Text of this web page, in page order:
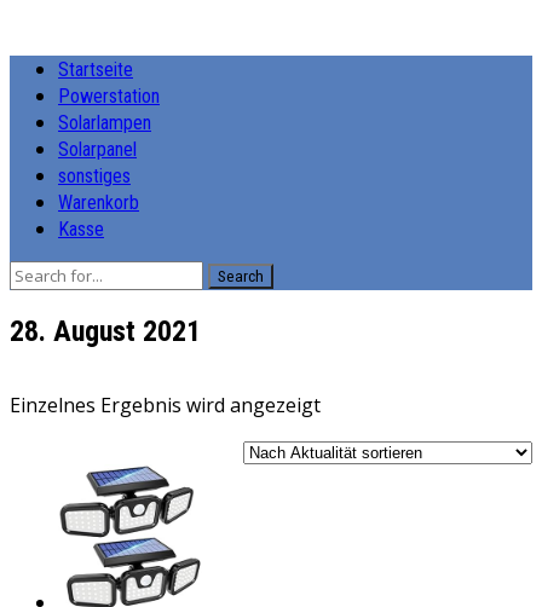
Startseite
Powerstation
Solarlampen
Solarpanel
sonstiges
Warenkorb
Kasse
Search
28. August 2021
Einzelnes Ergebnis wird angezeigt